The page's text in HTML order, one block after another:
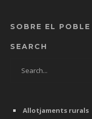
SOBRE EL POBLE
SEARCH
Allotjaments rurals